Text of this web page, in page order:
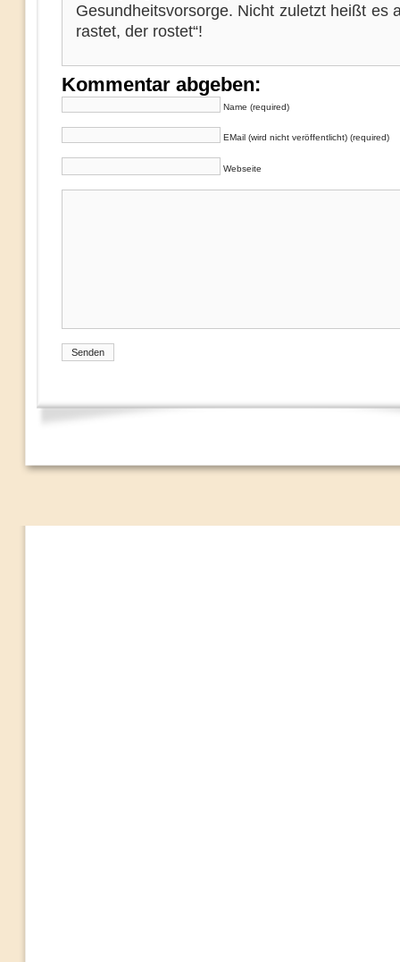
Gesundheitsvorsorge. Nicht zuletzt heißt es
rastet, der rostet“!
Kommentar abgeben:
Name (required)
EMail (wird nicht veröffentlicht) (required)
Webseite